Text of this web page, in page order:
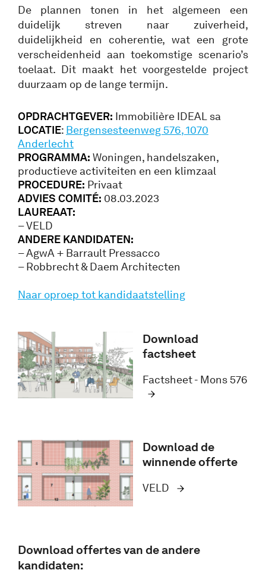
De plannen tonen in het algemeen een
duidelijk streven naar zuiverheid,
duidelijkheid en coherentie, wat een grote
verscheidenheid aan toekomstige scenario’s
toelaat. Dit maakt het voorgestelde project
duurzaam op de lange termijn.
OPDRACHTGEVER: Immobilière IDEAL sa
LOCATIE: Bergensesteenweg 576, 1070
Anderlecht
PROGRAMMA: Woningen, handelszaken,
productieve activiteiten en een klimzaal
PROCEDURE: Privaat
ADVIES COMITÉ: 08.03.2023
LAUREAAT:
– VELD
ANDERE KANDIDATEN:
– AgwA + Barrault Pressacco
– Robbrecht & Daem Architecten
Naar oproep tot kandidaatstelling
Download
factsheet
Factsheet - Mons 576
Download de
winnende offerte
VELD
Download offertes van de andere
kandidaten: